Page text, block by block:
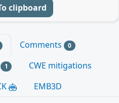
clipboard
Comments 0
1
CWE mitigations
EMB3D